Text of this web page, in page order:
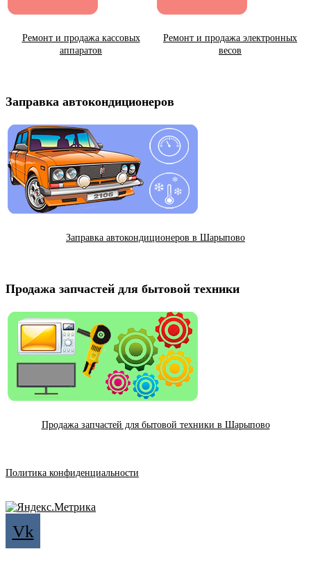
Ремонт и продажа кассовых
аппаратов
Ремонт и продажа электронных
весов
Заправка автокондиционеров
Заправка автокондиционеров в Шарыпово
Продажа запчастей для бытовой техники
Продажа запчастей для бытовой техники в Шарыпово
Политика конфиденциальности
Vk